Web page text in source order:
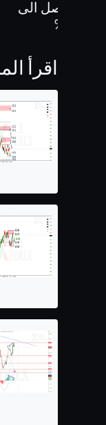
بونص 100% على
الايداع
اقرأ